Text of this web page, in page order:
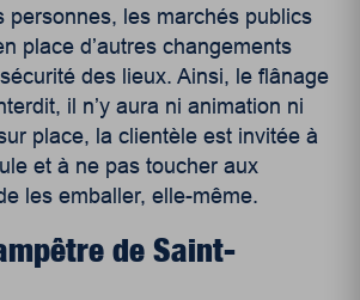
personnes, les marchés publics
place d’autres changements
des lieux. Ainsi, le flânage
il n’y aura ni animation ni
place, la clientèle est invitée à
et à ne pas toucher aux
les emballer, elle-même.
de Saint-